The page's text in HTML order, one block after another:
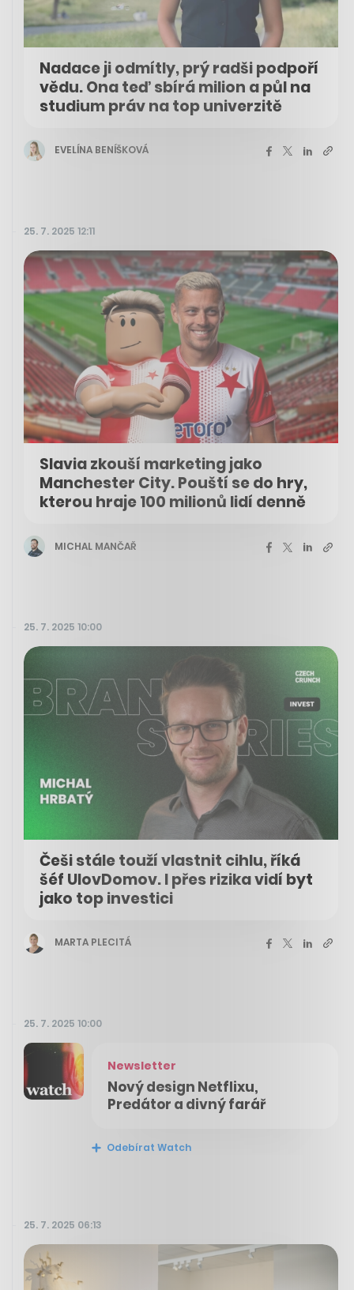
Nadace ji odmítly, prý radši podpoří
vědu. Ona teď sbírá milion a půl na
studium práv na top univerzitě
EVELÍNA BENÍŠKOVÁ
25. 7. 2025 12:11
Slavia zkouší marketing jako
Manchester City. Pouští se do hry,
kterou hraje 100 milionů lidí denně
MICHAL MANČAŘ
25. 7. 2025 10:00
Češi stále touží vlastnit cihlu, říká
šéf UlovDomov. I přes rizika vidí byt
jako top investici
MARTA PLECITÁ
25. 7. 2025 10:00
Newsletter
Nový design Netflixu,
Predátor a divný farář
Odebírat Watch
25. 7. 2025 06:13